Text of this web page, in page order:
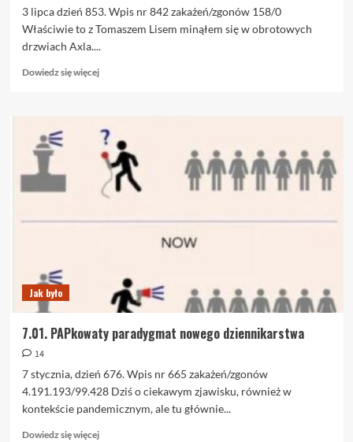
3 lipca dzień 853. Wpis nr 842 zakażeń/zgonów 158/0
Właściwie to z Tomaszem Lisem minąłem się w obrotowych
drzwiach Axla....
Dowiedz się więcejDowiedz
3.07.
Crash
test
Lisa
Jak było
7.01. PAPkowaty paradygmat nowego dziennikarstwa
14
7 stycznia, dzień 676. Wpis nr 665 zakażeń/zgonów
4.191.193/99.428 Dziś o ciekawym zjawisku, również w
kontekście pandemicznym, ale tu głównie...
Dowiedz się więcejDowiedz